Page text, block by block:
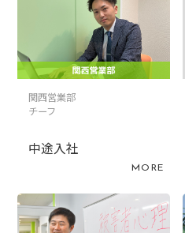
関西営業部
チーフ
中途入社
MORE